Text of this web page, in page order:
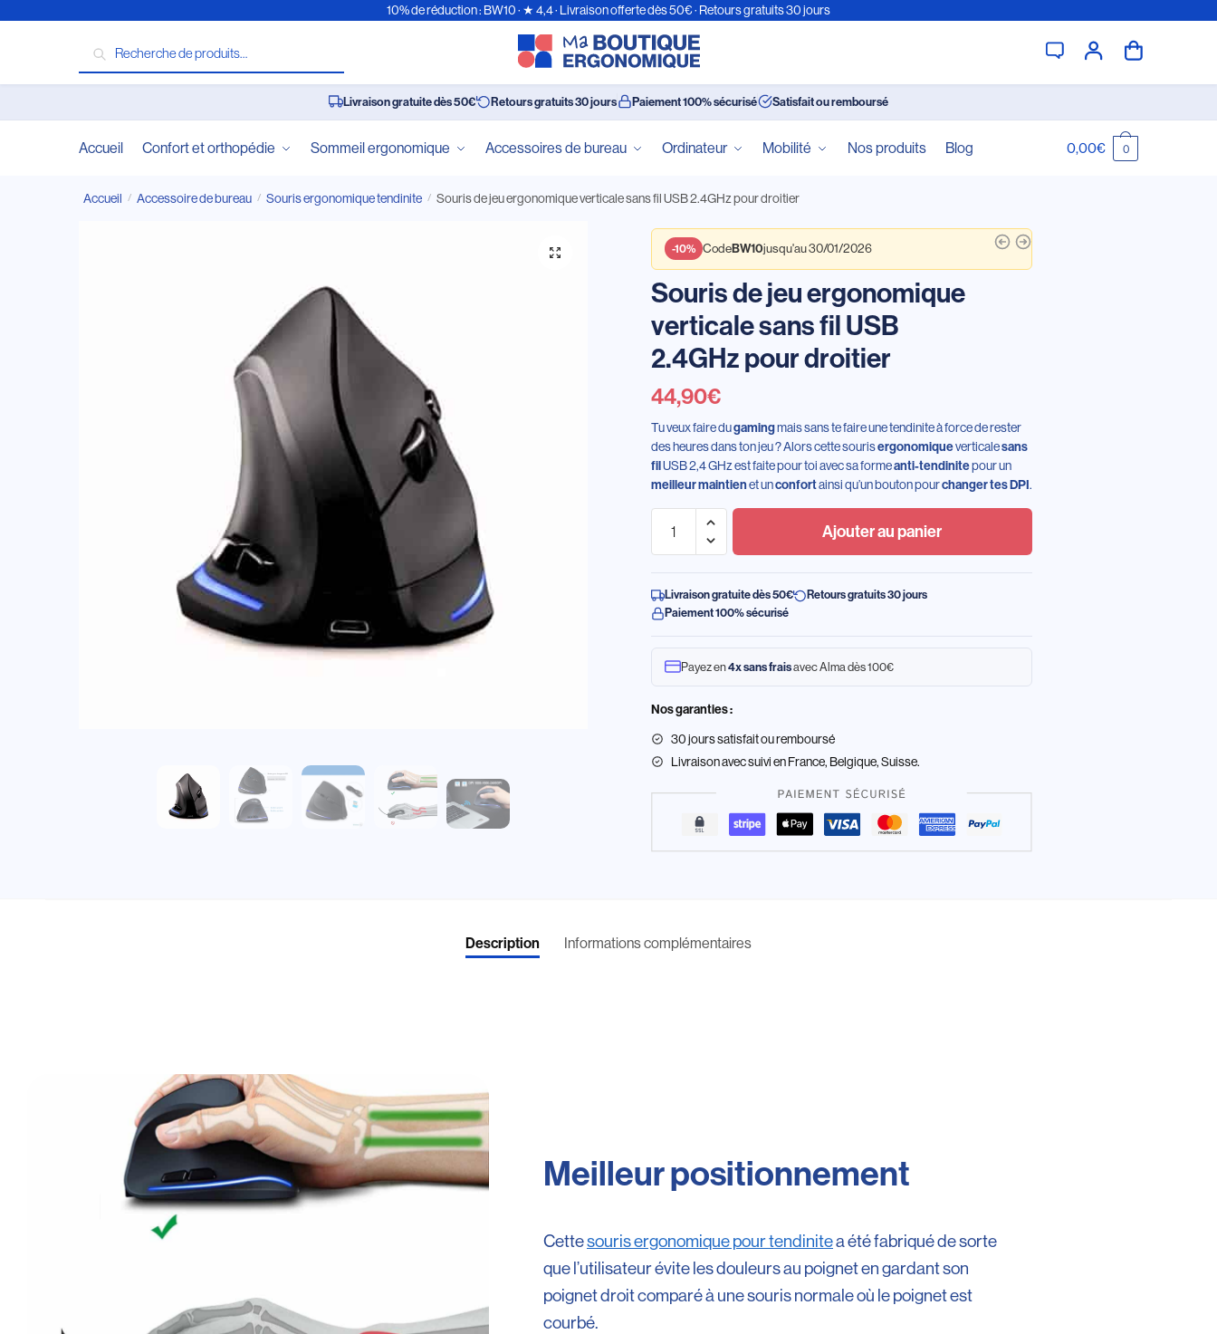
10% de réduction : BW10 · ★ 4,4 · Livraison offerte dès 50€ · Retours gratuits 30 jours
Recherche
Livraison gratuite dès 50€ Retours gratuits 30 jours Paiement 100% sécurisé Satisfait ou remboursé
Accueil Confort et orthopédie Sommeil ergonomique Accessoires de bureau Ordinateur Mobilité Nos produits Blog 0,00€ 0
Accueil / Accessoire de bureau / Souris ergonomique tendinite / Souris de jeu ergonomique verticale sans fil USB 2.4GHz pour droitier
-10% CodeBW10jusqu'au 30/01/2026
Souris de jeu ergonomique
verticale sans fil USB
2.4GHz pour droitier
44,90€
Tu veux faire dugamingmais sans te faire une tendinite à force de rester
des heures dans ton jeu ? Alors cette sourisergonomiqueverticalesans
filUSB 2,4 GHz est faite pour toi avec sa formeanti-tendinitepour un
meilleur maintienet unconfortainsi qu’un bouton pourchanger tes DPI.
Ajouter au panier
Livraison gratuite dès 50€
Retours gratuits 30 jours
Paiement 100% sécurisé
Payez en4x sans fraisavec Alma dès 100€
Nos garanties :
30 jours satisfait ou remboursé
Livraisonavec suivi en France, Belgique, Suisse.
Description Informations complémentaires
Meilleur positionnement
Cettesouris ergonomique pour tendinitea été fabriqué de sorte
que l’utilisateur évite les douleurs au poignet en gardant son
poignet droit comparé à une souris normale où le poignet est
courbé.